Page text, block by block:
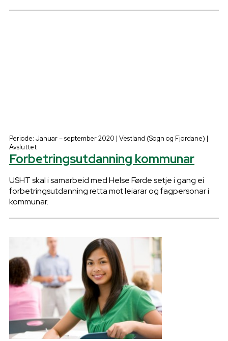
Periode: Januar – september 2020 | Vestland (Sogn og Fjordane) |
Avsluttet
Forbetringsutdanning kommunar
USHT skal i samarbeid med Helse Førde setje i gang ei
forbetringsutdanning retta mot leiarar og fagpersonar i
kommunar.